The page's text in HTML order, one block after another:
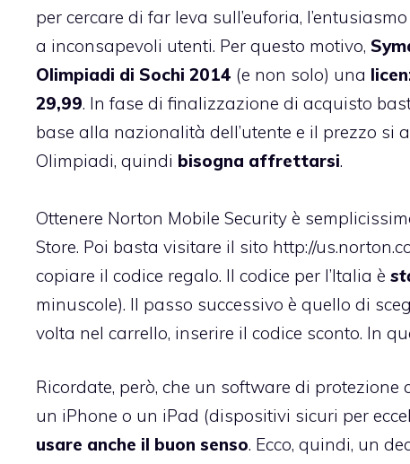
per cercare di far leva sull’euforia,
a inconsapevoli utenti. Per questo motivo,
Olimpiadi di Sochi 2014 (e non solo) una
29,99. In fase di finalizzazione di acquisto
base alla nazionalità dell’utente e il prezzo si
Olimpiadi, quindi bisogna affrettarsi.
Ottenere Norton Mobile Security è
Store. Poi basta visitare il sito http://
copiare il codice regalo. Il codice per l’Italia è
minuscole). Il passo successivo è quello di
volta nel carrello, inserire il codice sconto. In
Ricordate, però, che un software di protezione
un iPhone o un iPad (dispositivi sicuri per
usare anche il buon senso. Ecco, quindi, un